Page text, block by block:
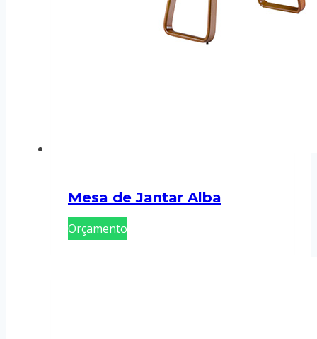
Mesa de Jantar Alba
Orçamento